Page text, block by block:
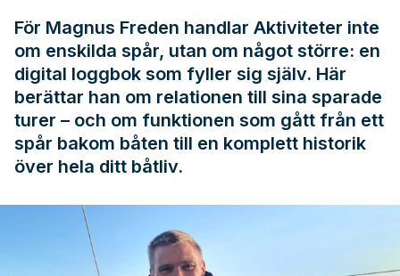
För Magnus Freden handlar Aktiviteter inte
om enskilda spår, utan om något större: en
digital loggbok som fyller sig själv. Här
berättar han om relationen till sina sparade
turer – och om funktionen som gått från ett
spår bakom båten till en komplett historik
över hela ditt båtliv.